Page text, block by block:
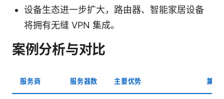
设备生态进一步扩大，路由器、智能家居设备
将拥有无缝 VPN 集成。
案例分析与对比
服务商 服务器数 主要优势 兼容